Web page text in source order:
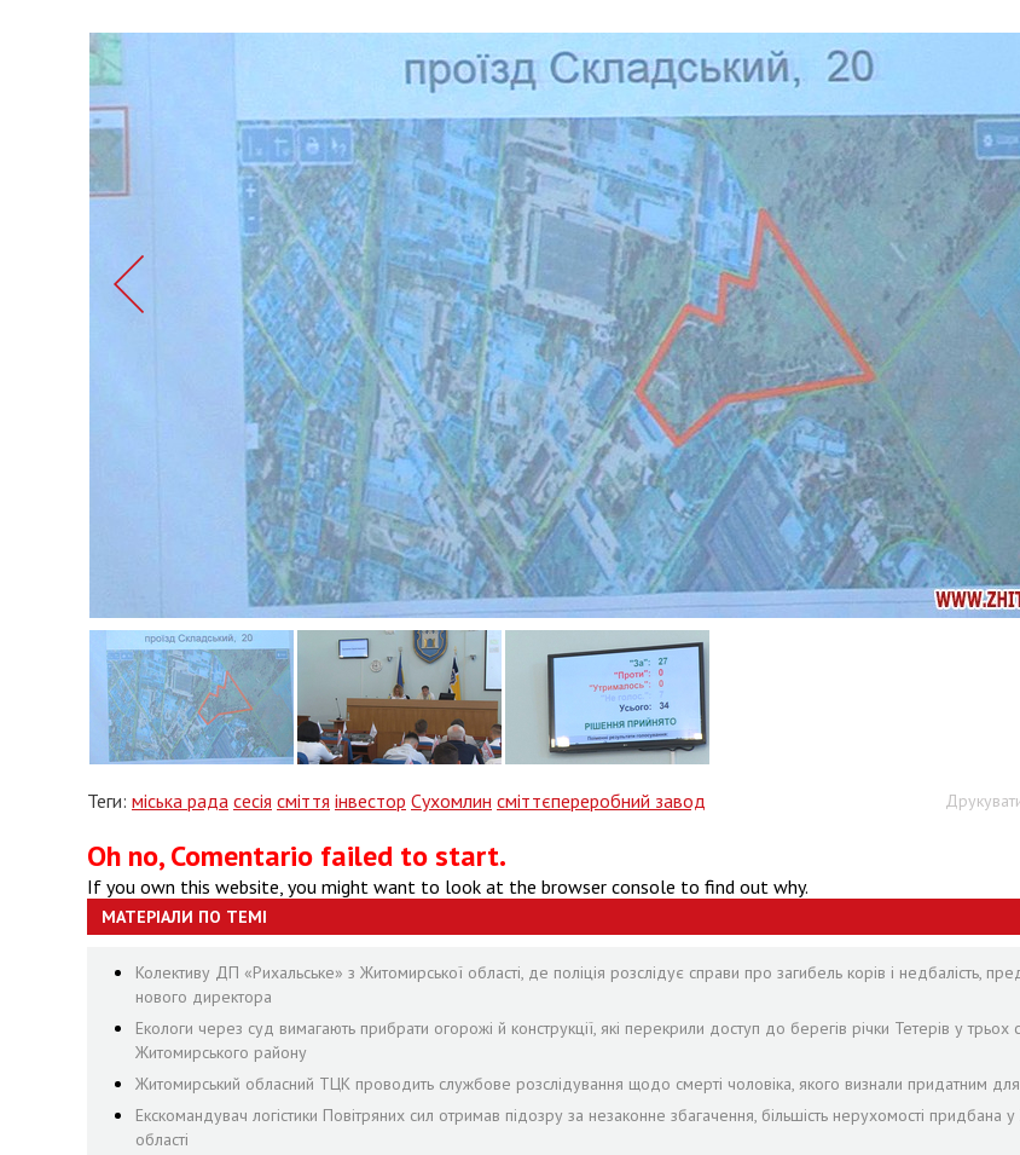
Теги: міська рада сесія сміття інвестор Сухомлин сміттєпереробний завод
Oh no, Comentario failed to start.
If you own this website, you might want to look at the browser console to find out why.
МАТЕРІАЛИ ПО ТЕМІ
Колективу ДП «Рихальське» з Житомирської області, де поліція розслідує справи про загибель корів і недбалість,
нового директора
Екологи через суд вимагають прибрати огорожі й конструкції, які перекрили доступ до берегів річки Тетерів у трьох
Житомирського району
Житомирський обласний ТЦК проводить службове розслідування щодо смерті чоловіка, якого визнали придатним
Екскомандувач логістики Повітряних сил отримав підозру за незаконне збагачення, більшість нерухомості придбана
області